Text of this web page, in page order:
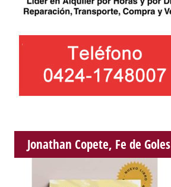
Jonathan Copete, Fe de Goles